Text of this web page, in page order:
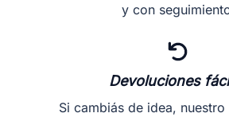
y con
Devoluciones
Si cambiás de idea,